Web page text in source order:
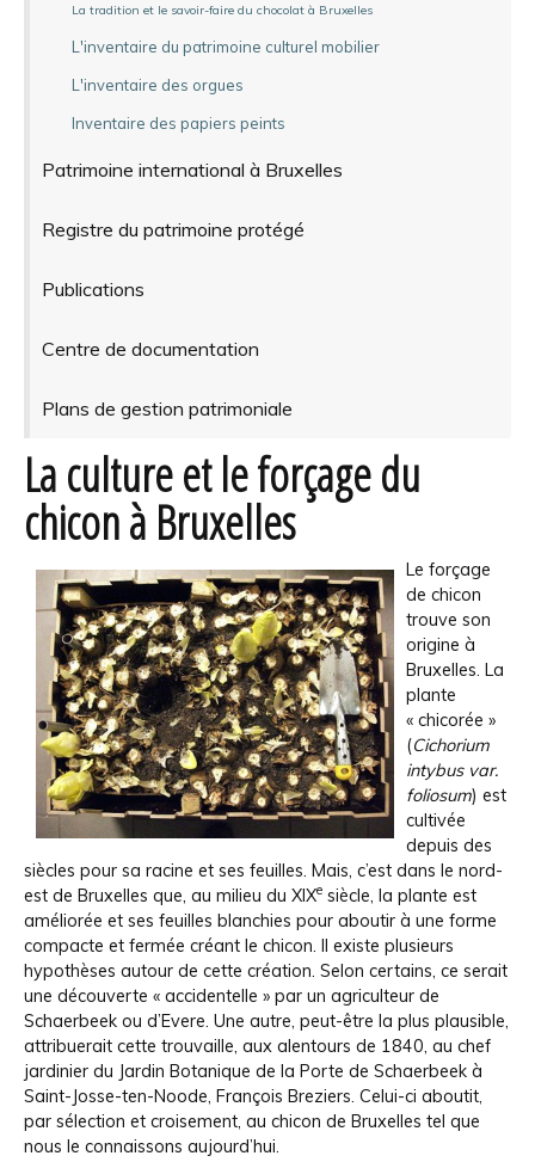
La tradition et le savoir-faire du chocolat à Bruxelles
L'inventaire du patrimoine culturel mobilier
L'inventaire des orgues
Inventaire des papiers peints
Patrimoine international à Bruxelles
Registre du patrimoine protégé
Publications
Centre de documentation
Plans de gestion patrimoniale
La culture et le forçage du
chicon à Bruxelles
Le forçage
de chicon
trouve son
origine à
Bruxelles. La
plante
« chicorée »
(Cichorium
intybus var.
foliosum) est
cultivée
depuis des
siècles pour sa racine et ses feuilles. Mais, c’est dans le nord-
est de Bruxelles que, au milieu du XIXe siècle, la plante est
améliorée et ses feuilles blanchies pour aboutir à une forme
compacte et fermée créant le chicon. Il existe plusieurs
hypothèses autour de cette création. Selon certains, ce serait
une découverte « accidentelle » par un agriculteur de
Schaerbeek ou d’Evere. Une autre, peut-être la plus plausible,
attribuerait cette trouvaille, aux alentours de 1840, au chef
jardinier du Jardin Botanique de la Porte de Schaerbeek à
Saint-Josse-ten-Noode, François Breziers. Celui-ci aboutit,
par sélection et croisement, au chicon de Bruxelles tel que
nous le connaissons aujourd’hui.